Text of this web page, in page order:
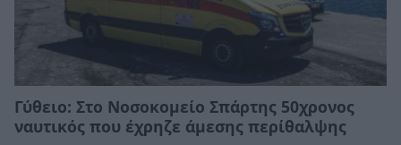
Γύθειο: Στο Νοσοκομείο Σπάρτης 50χρονος
ναυτικός που έχρηζε άμεσης περίθαλψης